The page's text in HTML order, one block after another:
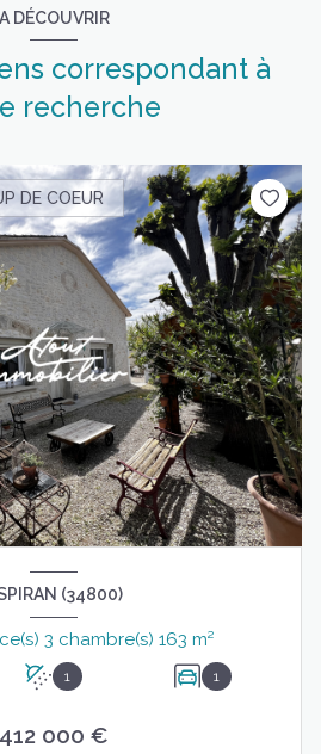
A DÉCOUVRIR
correspondant à
recherche
DE COEUR
(34800)
Maison 7 pièce(s) 3 chambre(s) 163 m²
1 1
412 000 €